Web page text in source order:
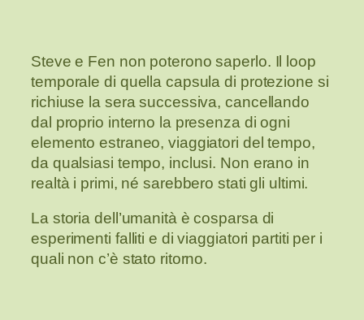
Steve e Fen non poterono saperlo. Il loop
temporale di quella capsula di protezione si
richiuse la sera successiva, cancellando
dal proprio interno la presenza di ogni
elemento estraneo, viaggiatori del tempo,
da qualsiasi tempo, inclusi. Non erano in
realtà i primi, né sarebbero stati gli ultimi.
La storia dell’umanità è cosparsa di
esperimenti falliti e di viaggiatori partiti per i
quali non c’è stato ritorno.